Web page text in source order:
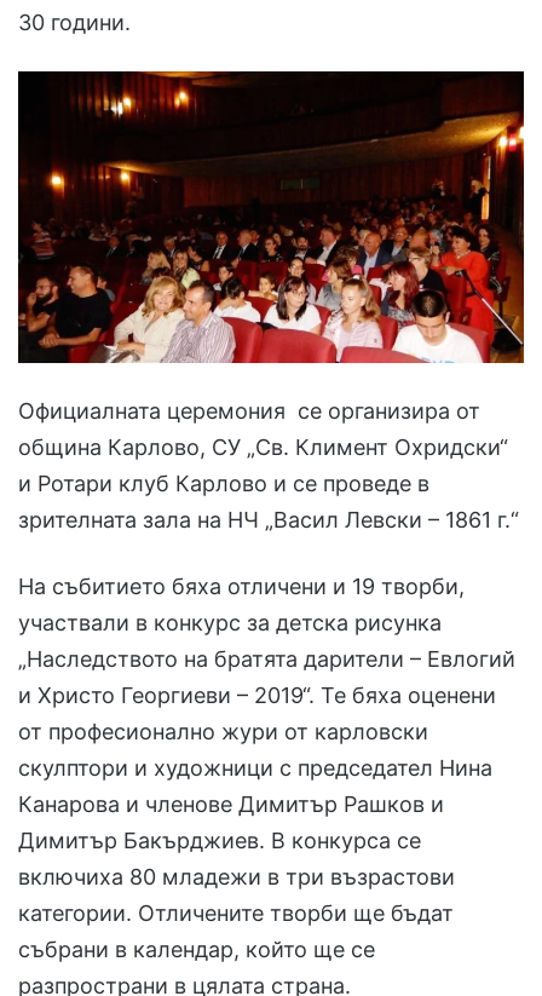
30 години.
Официалната церемония се организира от
община Карлово, СУ „Св. Климент Охридски“
и Ротари клуб Карлово и се проведе в
зрителната зала на НЧ „Васил Левски – 1861 г.“
На събитието бяха отличени и 19 творби,
участвали в конкурс за детска рисунка
„Наследството на братята дарители – Евлогий
и Христо Георгиеви – 2019“. Те бяха оценени
от професионално жури от карловски
скулптори и художници с председател Нина
Канарова и членове Димитър Рашков и
Димитър Бакърджиев. В конкурса се
включиха 80 младежи в три възрастови
категории. Отличените творби ще бъдат
събрани в календар, който ще се
разпространи в цялата страна.